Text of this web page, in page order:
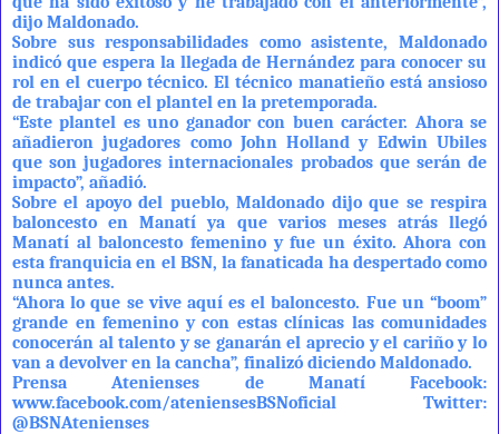
dijo Maldonado.
Sobre sus responsabilidades como asistente, Maldonado
indicó que espera la llegada de Hernández para conocer su
rol en el cuerpo técnico. El técnico manatieño está ansioso
de trabajar con el plantel en la pretemporada.
“Este plantel es uno ganador con buen carácter. Ahora se
añadieron jugadores como John Holland y Edwin Ubiles
que son jugadores internacionales probados que serán de
impacto”, añadió.
Sobre el apoyo del pueblo, Maldonado dijo que se respira
baloncesto en Manatí ya que varios meses atrás llegó
Manatí al baloncesto femenino y fue un éxito. Ahora con
esta franquicia en el BSN, la fanaticada ha despertado como
nunca antes.
“Ahora lo que se vive aquí es el baloncesto. Fue un “boom”
grande en femenino y con estas clínicas las comunidades
conocerán al talento y se ganarán el aprecio y el cariño y lo
van a devolver en la cancha”, finalizó diciendo Maldonado.
Prensa Atenienses de Manatí Facebook:
www.facebook.com/ateniensesBSNoficial Twitter:
@BSNAtenienses